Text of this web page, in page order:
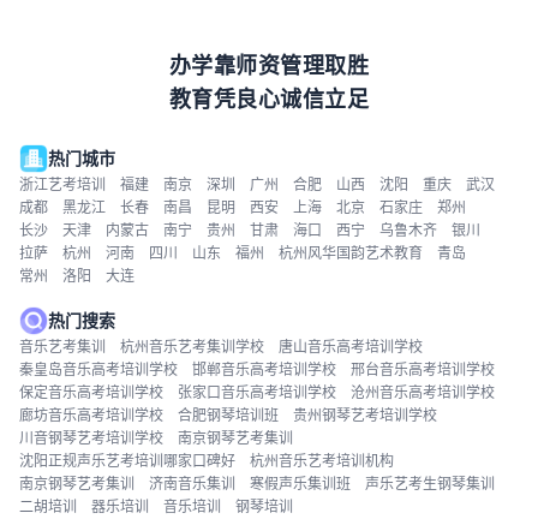
办学靠师资管理取胜
教育凭良心诚信立足
热门城市
浙江艺考培训 福建 南京 深圳 广州 合肥 山西 沈阳 重庆
武汉
成都
黑龙江 长春 南昌 昆明 西安 上海 北京 石家庄
郑州
长沙
天津 内蒙古 南宁 贵州 甘肃 海口 西宁 乌鲁木齐
银川
拉萨
杭州 河南 四川 山东 福州 杭州风华国韵艺术教育
青岛
常州
洛阳 大连
热门搜索
音乐艺考集训 杭州音乐艺考集训学校
唐山音乐高考培训学校
秦皇岛音乐高考培训学校
邯郸音乐高考培训学校
邢台音乐高考培训学校
保定音乐高考培训学校
张家口音乐高考培训学校
沧州音乐高考培训学校
廊坊音乐高考培训学校
合肥钢琴培训班
贵州钢琴艺考培训学校
川音钢琴艺考培训学校
南京钢琴艺考集训
沈阳正规声乐艺考培训哪家口碑好
杭州音乐艺考培训机构
南京钢琴艺考集训
济南音乐集训 寒假声乐集训班
声乐艺考生钢琴集训
二胡培训
器乐培训 音乐培训 钢琴培训